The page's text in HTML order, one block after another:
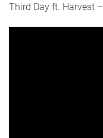
Third Day ft. Harvest –